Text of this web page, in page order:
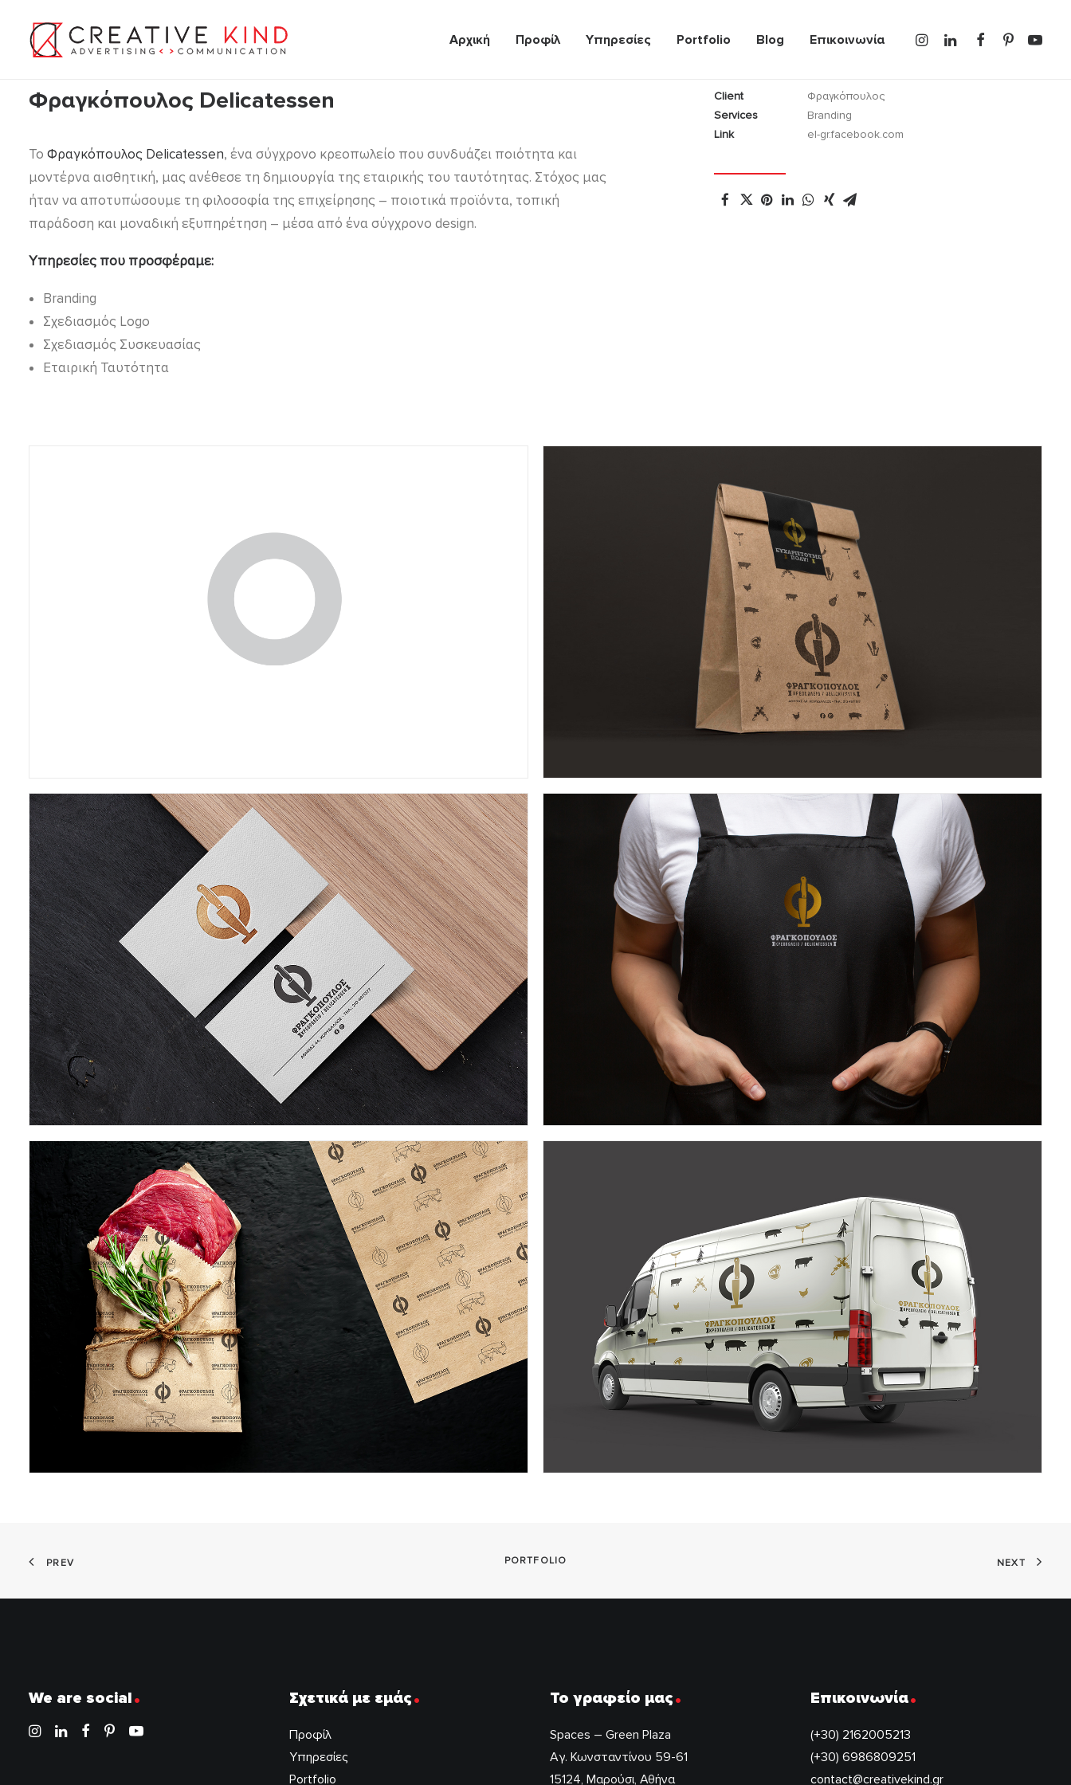
Αρχική Προφίλ Υπηρεσίες Portfolio Blog Επικοινωνία
Φραγκόπουλος Delicatessen
Το Φραγκόπουλος Delicatessen, ένα σύγχρονο κρεοπωλείο που συνδυάζει ποιότητα και
μοντέρνα αισθητική, μας ανέθεσε τη δημιουργία της εταιρικής του ταυτότητας. Στόχος μας
ήταν να αποτυπώσουμε τη φιλοσοφία της επιχείρησης – ποιοτικά προϊόντα, τοπική
παράδοση και μοναδική εξυπηρέτηση – μέσα από ένα σύγχρονο design.
Υπηρεσίες που προσφέραμε:
Branding
Σχεδιασμός Logo
Σχεδιασμός Συσκευασίας
Εταιρική Ταυτότητα
Client
Φραγκόπουλος
Services
Branding
Link
el-gr.facebook.com
PREV PORTFOLIO NEXT
We are social. Σχετικά με εμάς.
Προφίλ
Υπηρεσίες
Portfolio
Το γραφείο μας.
Spaces – Green Plaza
Αγ. Κωνσταντίνου 59-61
15124, Μαρούσι, Αθήνα
Επικοινωνία.
(+30) 2162005213
(+30) 6986809251
contact@creativekind.gr